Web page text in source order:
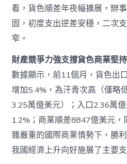
看，貨色順差年夜幅擴展，辦
固，初度支出逆差安穩，二次
窄。
財產競爭力強支撐貨色商業堅
數據顯示，前11個月，貨色出
增加5.4%，為汗青次高（僅略
3.25萬億美元）；入口2.36萬
1.2%；商業順差8847億美元
雜嚴重的國際商業情勢下，勝
我國經濟上升向好施展了主要